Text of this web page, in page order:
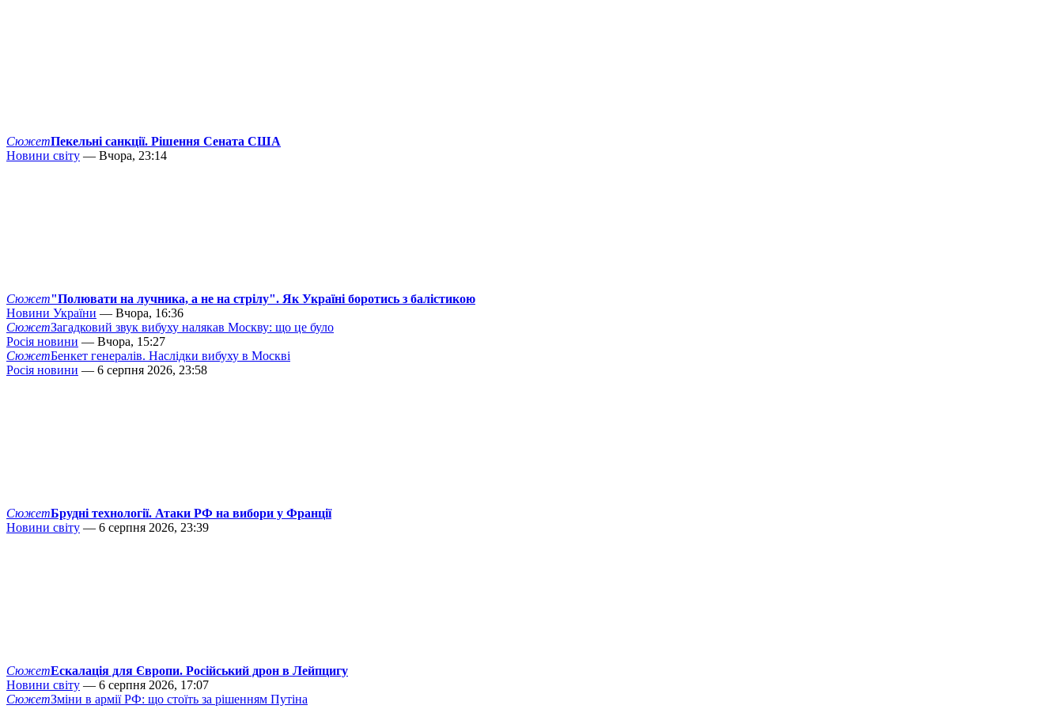
СюжетПекельні санкції. Рішення Сената США
Новини світу — Вчора, 23:14
Сюжет"Полювати на лучника, а не на стрілу". Як Україні боротись з балістикою
Новини України — Вчора, 16:36
СюжетЗагадковий звук вибуху налякав Москву: що це було
Росія новини — Вчора, 15:27
СюжетБенкет генералів. Наслідки вибуху в Москві
Росія новини — 6 серпня 2026, 23:58
СюжетБрудні технології. Атаки РФ на вибори у Франції
Новини світу — 6 серпня 2026, 23:39
СюжетЕскалація для Європи. Російський дрон в Лейпцигу
Новини світу — 6 серпня 2026, 17:07
СюжетЗміни в армії РФ: що стоїть за рішенням Путіна